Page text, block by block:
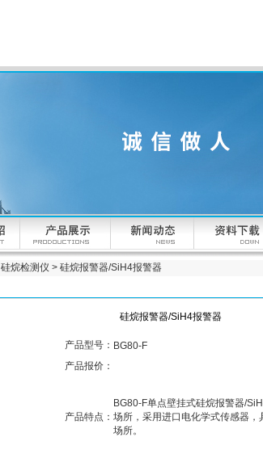
硅烷检测仪 > 硅烷报警器/SiH4报警器
硅烷报警器/SiH4报警器
产品型号： BG80-F
产品报价：
产品特点：
BG80-F单点壁挂式硅烷报警器/
场所，采用进口电化学式传感器
场所。